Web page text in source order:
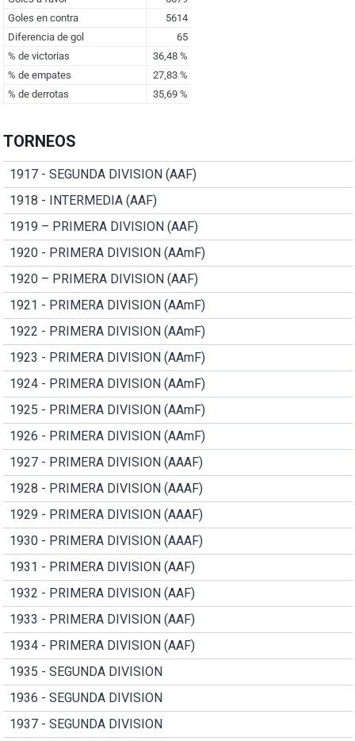
TORNEOS
1917 - SEGUNDA DIVISION (AAF)
1918 - INTERMEDIA (AAF)
1919 – PRIMERA DIVISION (AAF)
1920 - PRIMERA DIVISION (AAmF)
1920 – PRIMERA DIVISION (AAF)
1921 - PRIMERA DIVISION (AAmF)
1922 - PRIMERA DIVISION (AAmF)
1923 - PRIMERA DIVISION (AAmF)
1924 - PRIMERA DIVISION (AAmF)
1925 - PRIMERA DIVISION (AAmF)
1926 - PRIMERA DIVISION (AAmF)
1927 - PRIMERA DIVISION (AAAF)
1928 - PRIMERA DIVISION (AAAF)
1929 - PRIMERA DIVISION (AAAF)
1930 - PRIMERA DIVISION (AAAF)
1931 - PRIMERA DIVISION (AAF)
1932 - PRIMERA DIVISION (AAF)
1933 - PRIMERA DIVISION (AAF)
1934 - PRIMERA DIVISION (AAF)
1935 - SEGUNDA DIVISION
1936 - SEGUNDA DIVISION
1937 - SEGUNDA DIVISION